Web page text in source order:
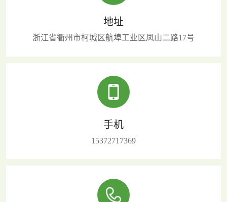
地址
浙江省衢州市柯城区航埠工业区凤山二路17号
手机
15372717369